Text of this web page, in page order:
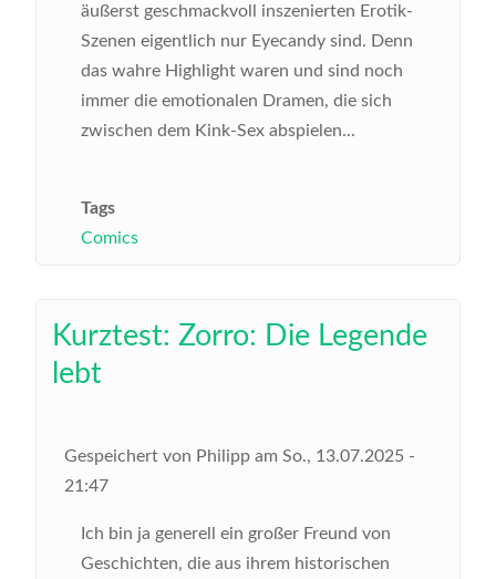
äußerst geschmackvoll inszenierten Erotik-
Szenen eigentlich nur Eyecandy sind. Denn
das wahre Highlight waren und sind noch
immer die emotionalen Dramen, die sich
zwischen dem Kink-Sex abspielen...
Tags
Comics
Kurztest: Zorro: Die Legende
lebt
Gespeichert von Philipp am So., 13.07.2025 -
21:47
Ich bin ja generell ein großer Freund von
Geschichten, die aus ihrem historischen